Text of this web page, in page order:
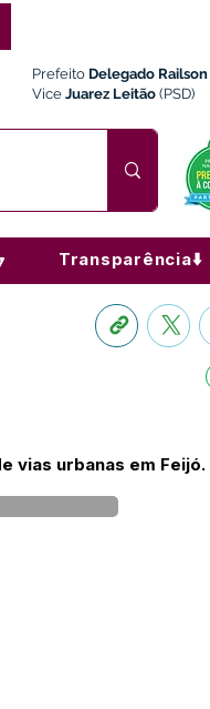
Prefeito Delegado Railson
Vice Juarez Leitão (PSD)
Transparência⬇️
vias urbanas em Feijó.